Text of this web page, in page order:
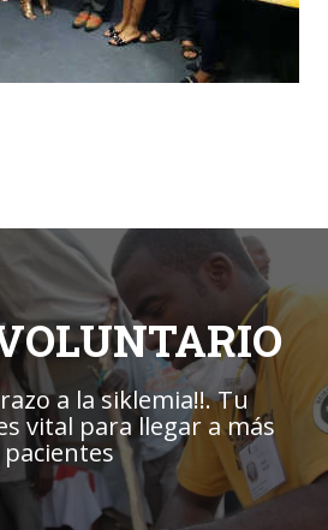
a la siklemia!!. Tu
vital para llegar a más
pacientes